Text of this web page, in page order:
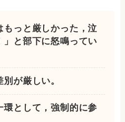
もっと厳しかった，泣
」と部下に怒鳴ってい
が厳しい。
環として，強制的に参